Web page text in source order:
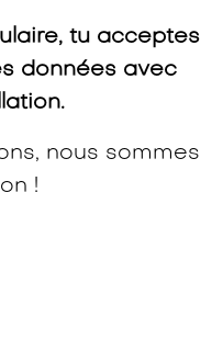
tu acceptes
données avec
nous sommes
!